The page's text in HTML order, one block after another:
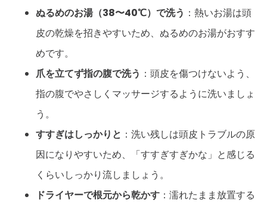
ぬるめのお湯（38〜40℃）で洗う ：熱いお湯は頭
皮の乾燥を招きやすいため、ぬるめのお湯がおすす
めです。
爪を立てず指の腹で洗う ：頭皮を傷つけないよう、
指の腹でやさしくマッサージするように洗いましょ
う。
すすぎはしっかりと ：洗い残しは頭皮トラブルの原
因になりやすいため、「すすぎすぎかな」と感じる
くらいしっかり流しましょう。
ドライヤーで根元から乾かす ：濡れたまま放置する